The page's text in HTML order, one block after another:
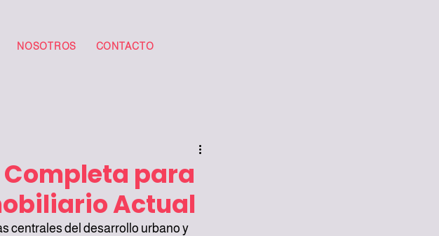
NOSOTROS CONTACTO
para
Actual
centrales del desarrollo urbano y